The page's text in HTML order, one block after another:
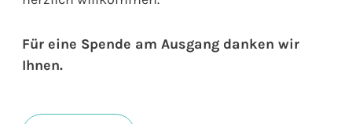
Für eine Spende am Ausgang danken wir
Ihnen.